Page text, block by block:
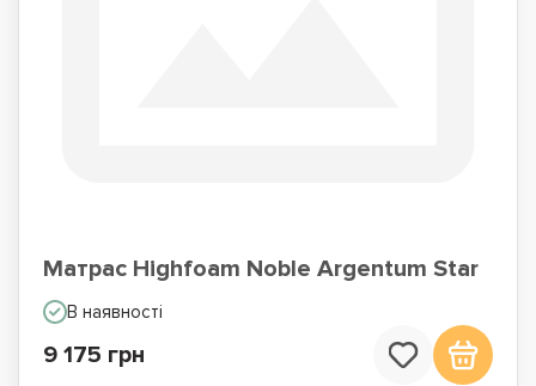
Матрас Highfoam Noble Argentum Star
В наявності
9 175 грн